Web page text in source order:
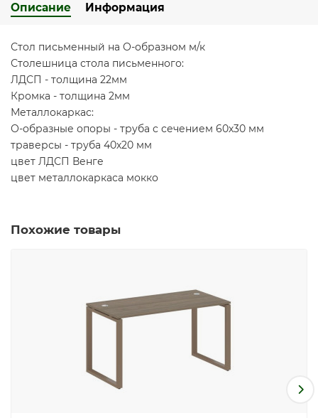
Описание Информация
Стол письменный на О-образном м/к
Столешница стола письменного:
ЛДСП - толщина 22мм
Кромка - толщина 2мм
Металлокаркас:
О-образные опоры - труба с сечением 60х30 мм
траверсы - труба 40х20 мм
цвет ЛДСП Венге
цвет металлокаркаса мокко
Похожие товары